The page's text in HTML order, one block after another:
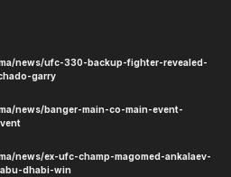
news/ufc-330-backup-fighter-revealed-
garry
news/banger-main-co-main-event-
news/ex-ufc-champ-magomed-ankalaev-
dhabi-win